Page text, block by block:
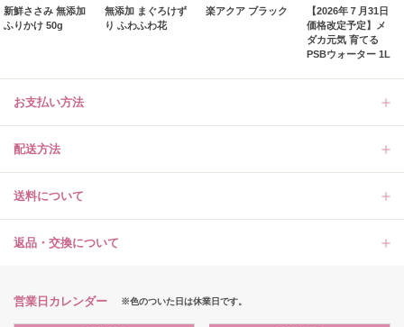
新鮮ささみ 無添加
ふりかけ 50g
無添加 まぐろけず
り ふわふわ花
楽アクア ブラック
【2026年７月31日
価格改定予定】メ
ダカ元気 育てる
PSBウォーター 1L
お支払い方法
配送方法
送料について
返品・交換について
営業日カレンダー ※色のついた日は休業日です。